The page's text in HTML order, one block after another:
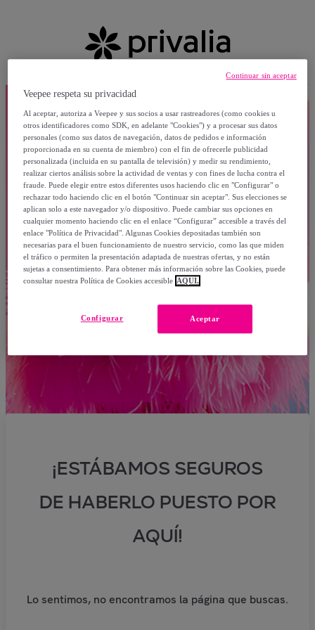
¡ESTÁBAMOS SEGUROS
DE HABERLO PUESTO POR
AQUÍ!
Lo sentimos, no encontramos la página que buscas.
Veepee respeta su privacidad
Al aceptar, autoriza a Veepee y sus socios a usar rastreadores (como cookies u
otros identificadores como SDK, en adelante "Cookies") y a procesar sus datos
personales (como sus datos de navegación, datos de pedidos e información
proporcionada en su cuenta de miembro) con el fin de ofrecerle publicidad
personalizada (incluida en su pantalla de televisión) y medir su rendimiento,
realizar ciertos análisis sobre la actividad de ventas y con fines de lucha contra el
fraude. Puede elegir entre estos diferentes usos haciendo clic en "Configurar" o
rechazar todo haciendo clic en el botón "Continuar sin aceptar". Sus elecciones se
aplican solo a este navegador y/o dispositivo. Puede cambiar sus opciones en
cualquier momento haciendo clic en el enlace “Configurar” accesible a través del
enlace "Política de Privacidad". Algunas Cookies depositadas también son
necesarias para el buen funcionamiento de nuestro servicio, como las que miden
el tráfico o permiten la presentación adaptada de nuestras ofertas, y no están
sujetas a consentimiento. Para obtener más información sobre las Cookies, puede
consultar nuestra Política de Cookies accesible AQUÍ.
Aceptar
Configurar
Continuar sin aceptar